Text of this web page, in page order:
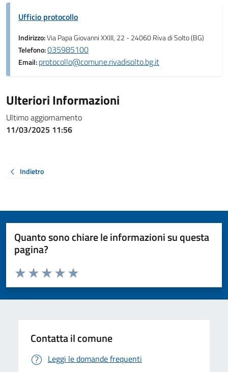
Ufficio protocollo
Indirizzo:Via Papa Giovanni XXIII, 22 - 24060 Riva di Solto (BG)
Telefono:035985100
Email:protocollo@comune.rivadisolto.bg.it
Ulteriori Informazioni
Ultimo aggiornamento
11/03/2025 11:56
Indietro
Quanto sono chiare le informazioni su questa
pagina?
Valuta da 1 a 5 stelle la pagina
Valuta 5 stelle su 5
Valuta 4 stelle su 5
Valuta 3 stelle su 5
Valuta 2 stelle su 5
Valuta 1 stelle su 5
Contatta il comune
Leggi le domande frequenti